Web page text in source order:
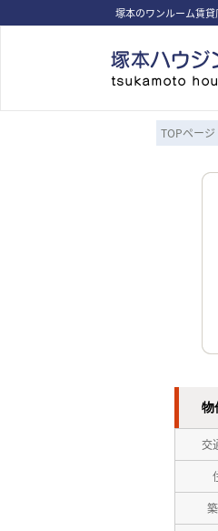
塚本のワンルーム賃
TOPページ
物
交